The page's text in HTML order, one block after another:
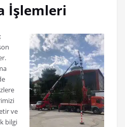
İşlemleri
ve
bilgi